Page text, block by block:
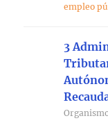
empleo
3